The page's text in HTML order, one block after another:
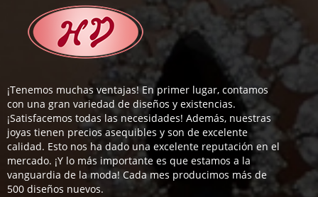
¡Tenemos muchas ventajas! En primer lugar, contamos
con una gran variedad de diseños y existencias.
¡Satisfacemos todas las necesidades! Además, nuestras
joyas tienen precios asequibles y son de excelente
calidad. Esto nos ha dado una excelente reputación en el
mercado. ¡Y lo más importante es que estamos a la
vanguardia de la moda! Cada mes producimos más de
500 diseños nuevos.